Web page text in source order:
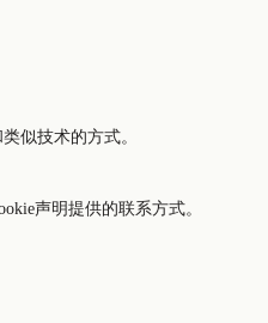
似技术的方式。
声明提供的联系方式。